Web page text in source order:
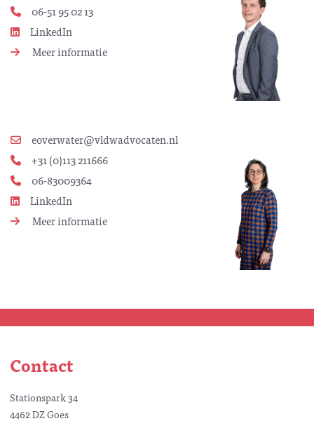
06-51 95 02 13
LinkedIn
Meer informatie
eoverwater@vldwadvocaten.nl
+31 (0)113 211666
06-83009364
LinkedIn
Meer informatie
Contact
Stationspark 34
4462 DZ Goes